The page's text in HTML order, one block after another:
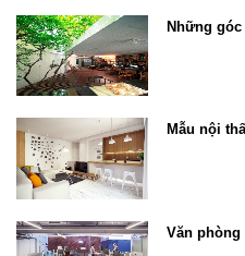
Những
Mẫu nội
Văn phòng